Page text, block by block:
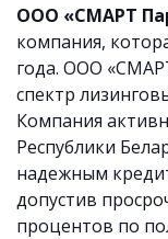
ООО «СМАРТ
компания,
года. ООО
спектр
Компания
Республики
надежным
допустив
процентов по